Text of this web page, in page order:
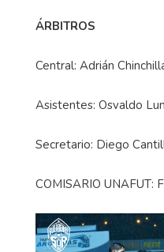
ÁRBITROS
Central: Adrián
Asistentes: Osvaldo
Secretario: Diego
COMISARIO UNAFUT: